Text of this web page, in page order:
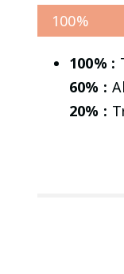
100%
100% :
60% :
20% :